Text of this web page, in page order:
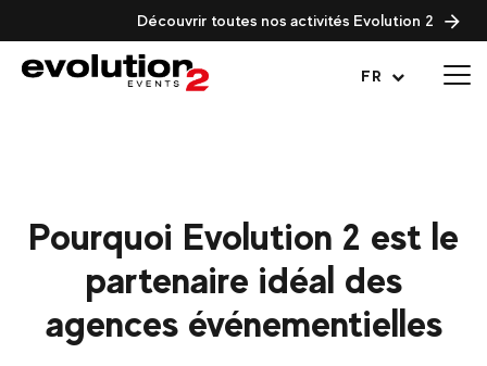
Découvrir toutes nos activités Evolution 2
FR
Ouvrir le menu
Pourquoi Evolution 2 est le
partenaire idéal des
agences événementielles